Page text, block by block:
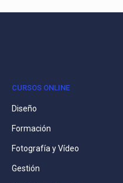
CURSOS ONLINE
Diseño
Formación
Fotografía y Vídeo
Gestión